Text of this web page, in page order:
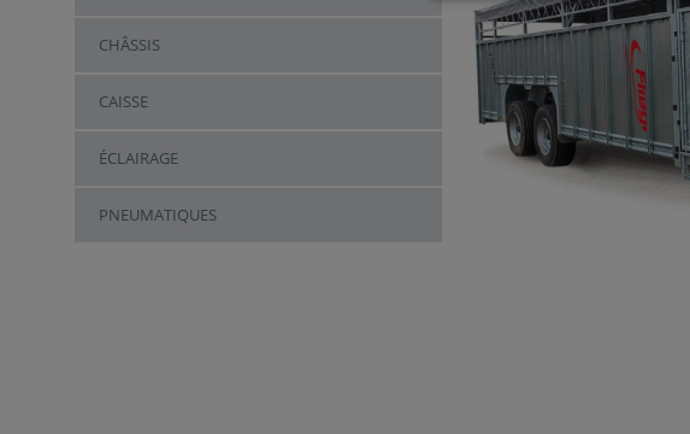
CHÂSSIS
CAISSE
ÉCLAIRAGE
PNEUMATIQUES